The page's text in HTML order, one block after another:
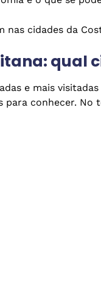
nas cidades da
qual
e mais visitadas
conhecer. No